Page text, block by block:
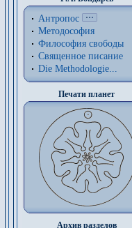
Антропос
Методософия
Философия cвободы
Священное писание
Die Methodologie...
Печати планет
Архив разделов